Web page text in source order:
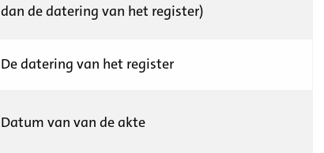
dan de datering van het register)
De datering van het register
Datum van van de akte